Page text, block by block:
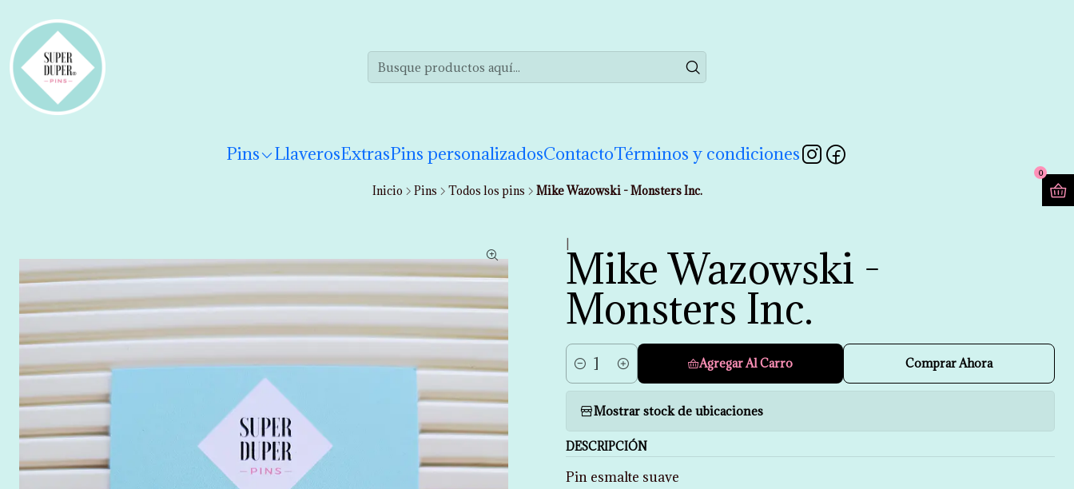
Pins LlaverosExtrasPins personalizadosContactoTérminos y condiciones
0
Inicio Pins Todos los pins Mike Wazowski - Monsters Inc.
Mike Wazowski -
Monsters Inc.
Cantidad
Agregar Al Carro Comprar Ahora
Mostrar stock de ubicaciones
DESCRIPCIÓN
Pin esmalte suave